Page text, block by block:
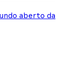
aberto da